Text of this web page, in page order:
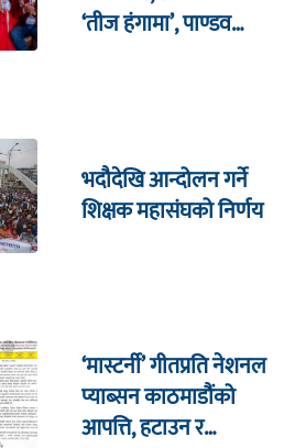
‘तीज हंगामा’, पाण्डव
भदौदेखि आन्दोलन गर्ने
शिक्षक महासंघको निर्णय
‘मास्टर्नी’ गीतप्रति नेशनल
प्याब्सन काठमाडौंको
आपत्ति, हटाउन र